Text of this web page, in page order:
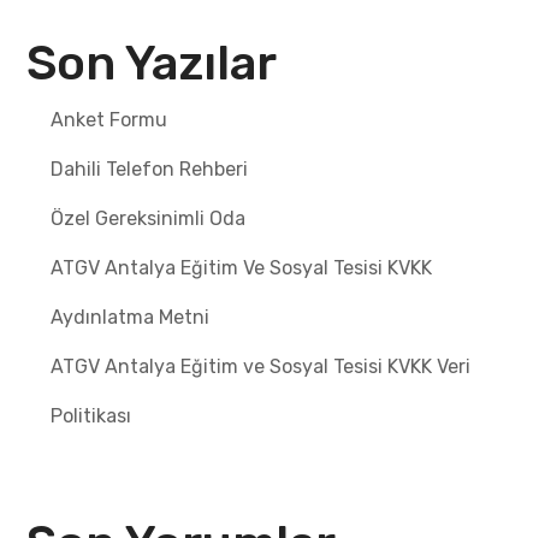
Son Yazılar
Anket Formu
Dahili Telefon Rehberi
Özel Gereksinimli Oda
ATGV Antalya Eğitim Ve Sosyal Tesisi KVKK
Aydınlatma Metni
ATGV Antalya Eğitim ve Sosyal Tesisi KVKK Veri
Politikası